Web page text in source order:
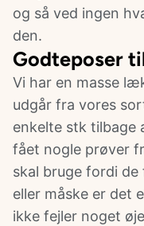
og så ved ingen
den.
Godteposer
Vi har en masse
udgår fra vores
enkelte stk tilbage
fået nogle prøver
skal bruge fordi
eller måske er det
ikke fejler noget